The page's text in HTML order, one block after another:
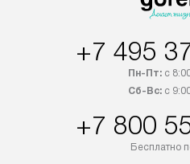
в течение трех дней.
регионы осуществляется
100% предоплаты наша
до представительства
транспортной компании в
+7 495
Пн-Пт:с
Сб-Вс:с
+7 800
Бесплатно